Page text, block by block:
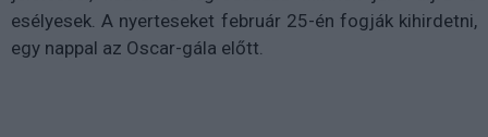
esélyesek. A nyerteseket február 25-én fogják kihirdetni,
egy nappal az Oscar-gála előtt.